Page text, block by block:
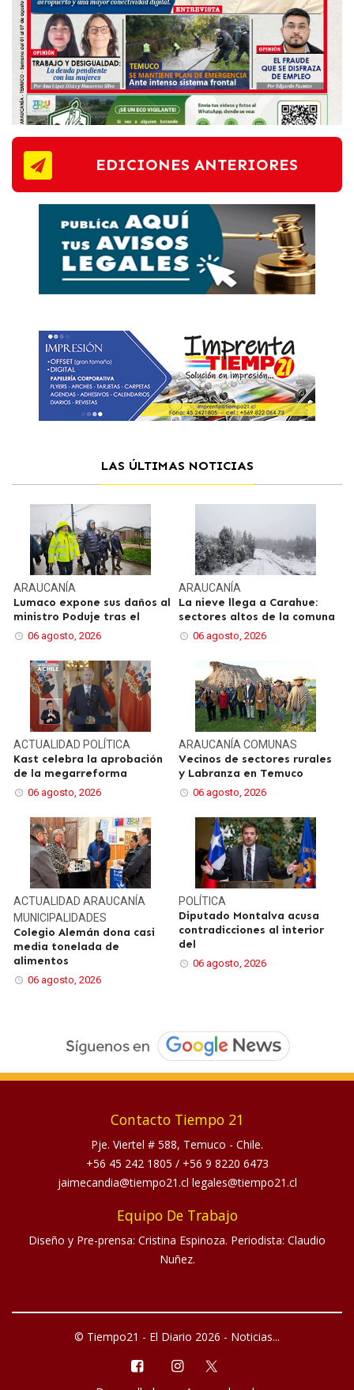
EDICIONES ANTERIORES
LAS ÚLTIMAS NOTICIAS
ARAUCANÍA
Lumaco expone sus daños al
ministro Poduje tras el
06 agosto, 2026
ARAUCANÍA
La nieve llega a Carahue:
sectores altos de la comuna
06 agosto, 2026
ACTUALIDAD POLÍTICA
Kast celebra la aprobación
de la megarreforma
06 agosto, 2026
ARAUCANÍACOMUNAS
Vecinos de sectores rurales
y Labranza en Temuco
06 agosto, 2026
ACTUALIDADARAUCANÍA
MUNICIPALIDADES
Colegio Alemán dona casi
media tonelada de
alimentos
06 agosto, 2026
POLÍTICA
Diputado Montalva acusa
contradicciones al interior
del
06 agosto, 2026
Contacto Tiempo 21
Pje. Viertel # 588, Temuco - Chile.
+56 45 242 1805 / +56 9 8220 6473
jaimecandia@tiempo21.cl legales@tiempo21.cl
Equipo De Trabajo
Diseño y Pre-prensa: Cristina Espinoza. Periodista: Claudio
Nuñez.
© Tiempo21 - El Diario 2026 - Noticias...